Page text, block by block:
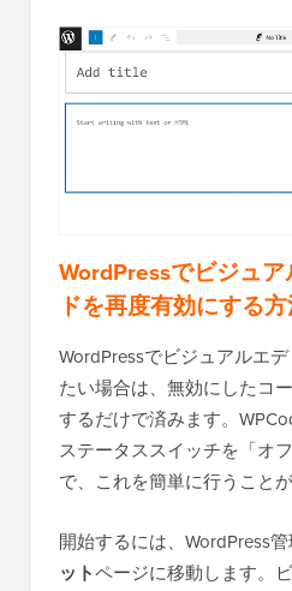
WordPressでビジュ
ドを再度有効にする
WordPressでビジュアルエ
たい場合は、無効にしたコ
するだけで済みます。
ステータススイッチを「オ
で、これを簡単に行うことが
開始するには、WordPress
ットページに移動します。